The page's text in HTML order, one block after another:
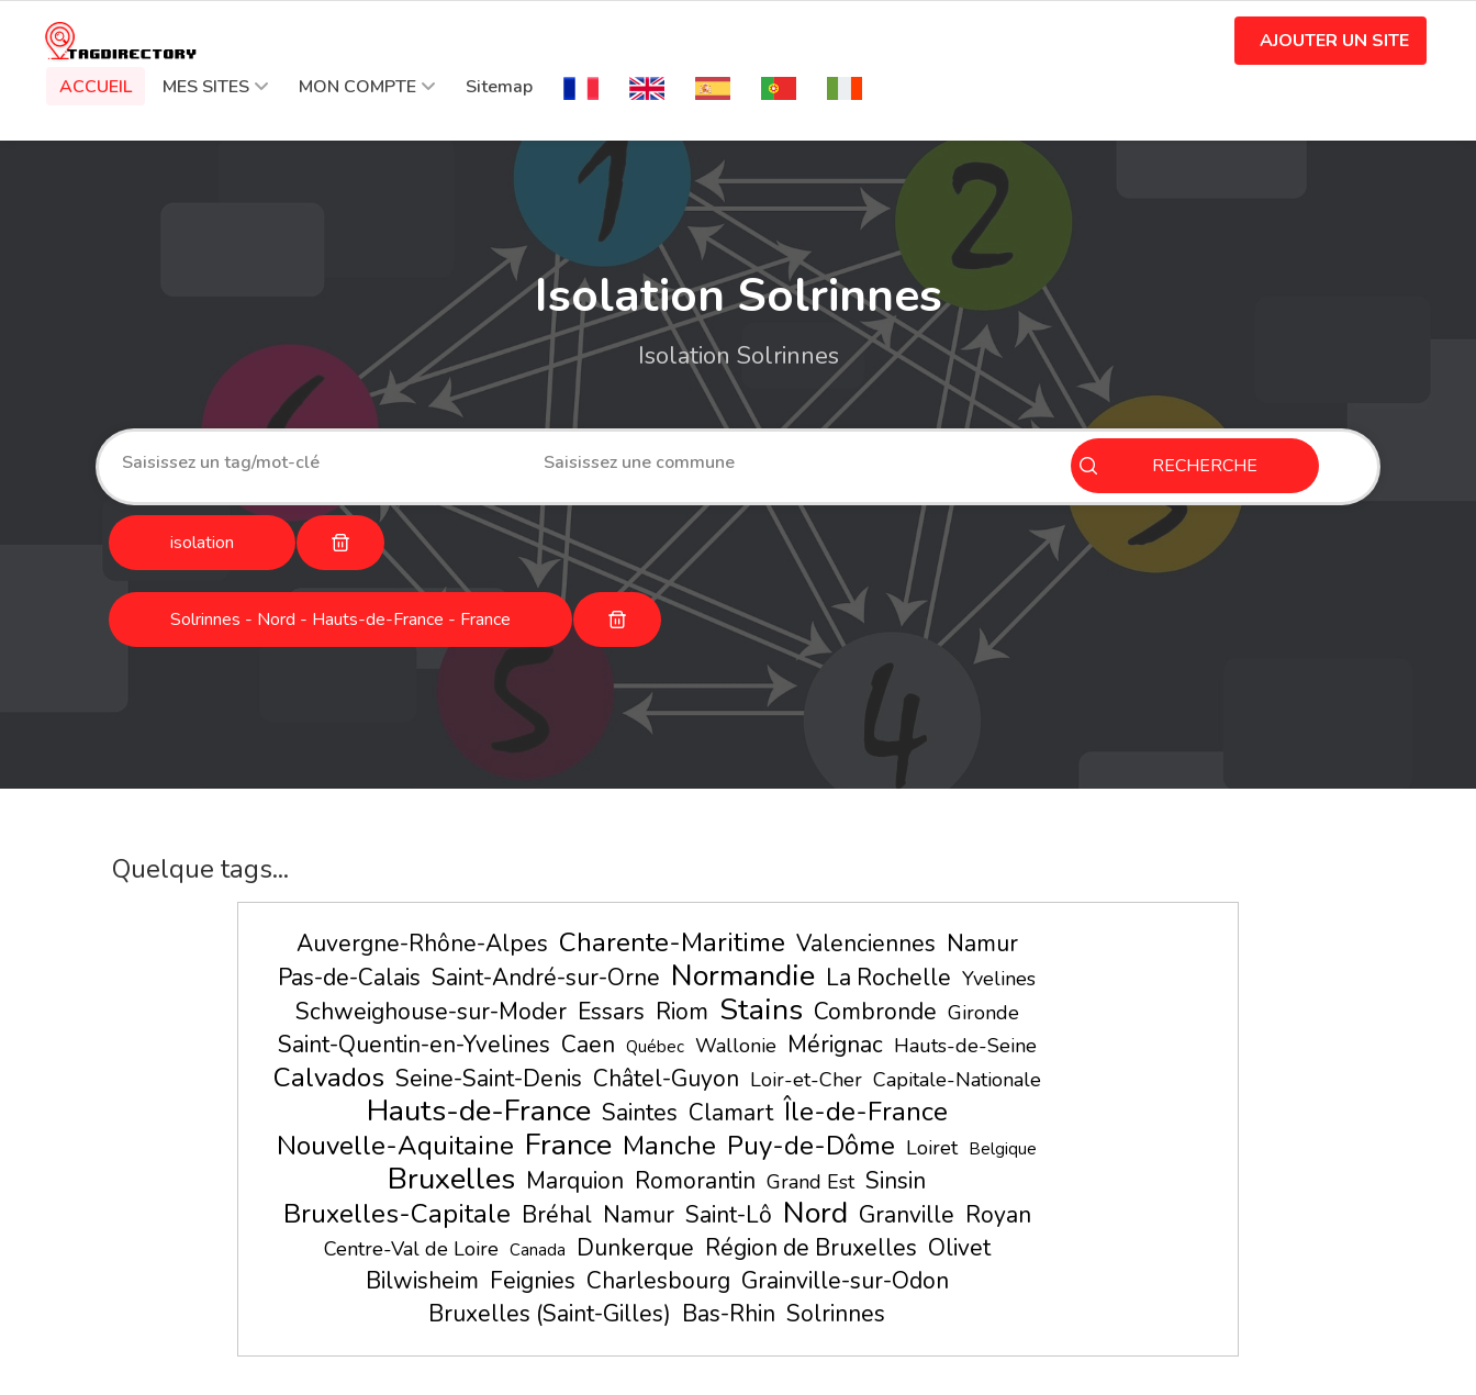
ACCUEIL MES SITES MON COMPTE Sitemap
AJOUTER UN SITE
Isolation Solrinnes
Isolation Solrinnes
RECHERCHE
isolation
Solrinnes - Nord - Hauts-de-France - France
Quelque tags...
Auvergne-Rhône-Alpes Charente-Maritime Valenciennes Namur
Pas-de-Calais Saint-André-sur-Orne Normandie La Rochelle Yvelines
Schweighouse-sur-Moder Essars Riom Stains Combronde Gironde
Saint-Quentin-en-Yvelines Caen Québec Wallonie Mérignac Hauts-de-Seine
Calvados Seine-Saint-Denis Châtel-Guyon Loir-et-Cher Capitale-Nationale
Hauts-de-France Saintes Clamart Île-de-France
Nouvelle-Aquitaine France Manche Puy-de-Dôme Loiret Belgique
Bruxelles Marquion Romorantin Grand Est Sinsin
Bruxelles-Capitale Bréhal Namur Saint-Lô Nord Granville Royan
Centre-Val de Loire Canada Dunkerque Région de Bruxelles Olivet
Bilwisheim Feignies Charlesbourg Grainville-sur-Odon
Bruxelles (Saint-Gilles) Bas-Rhin Solrinnes